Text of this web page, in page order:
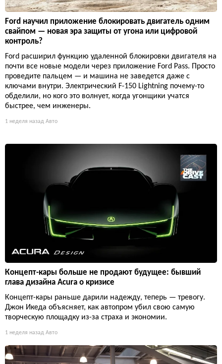
Ford научил приложение блокировать двигатель одним
свайпом — новая эра защиты от угона или цифровой
контроль?
Ford расширил функцию удаленной блокировки двигателя на
почти все новые модели через приложение Ford Pass. Просто
проведите пальцем — и машина не заведется даже с
ключами внутри. Электрический F-150 Lightning почему-то
обделили, но кого это волнует, когда угонщики учатся
быстрее, чем инженеры.
1 неделя назад Авто
Концепт-кары больше не продают будущее: бывший
глава дизайна Acura о кризисе
Концепт-кары раньше дарили надежду, теперь — тревогу.
Джон Икеда объясняет, как автопром убил свою самую
творческую площадку из-за страха и экономии.
1 неделя назад Авто